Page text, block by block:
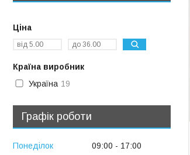
Ціна
Країна виробник
Україна 19
Графік роботи
Понеділок 09:00
17:00